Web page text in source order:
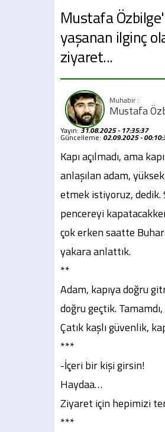
Mustafa
yaşanan ilginç
ziyaret...
Mustafa
Yayın:31.08.2025 - 17:35:37
Güncelleme: 02.09.2025 -
Kapı açılmadı, ama
anlaşılan adam,
etmek istiyoruz, dedik.
pencereyi
çok erken saatte
yakara anlattık.
**
Adam, kapıya doğru
doğru geçtik.
Çatık kaşlı güvenlik,
***
-İçeri bir kişi girsin!
Haydaa…
Ziyaret için hepimizi
***